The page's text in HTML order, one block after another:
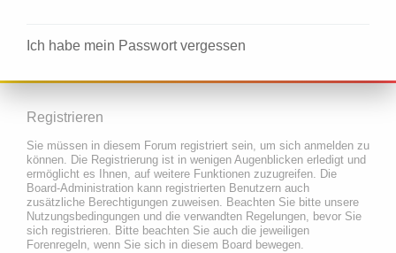
Ich habe mein Passwort vergessen
Registrieren
Sie müssen in diesem Forum registriert sein, um sich anmelden zu
können. Die Registrierung ist in wenigen Augenblicken erledigt und
ermöglicht es Ihnen, auf weitere Funktionen zuzugreifen. Die
Board-Administration kann registrierten Benutzern auch
zusätzliche Berechtigungen zuweisen. Beachten Sie bitte unsere
Nutzungsbedingungen und die verwandten Regelungen, bevor Sie
sich registrieren. Bitte beachten Sie auch die jeweiligen
Forenregeln, wenn Sie sich in diesem Board bewegen.